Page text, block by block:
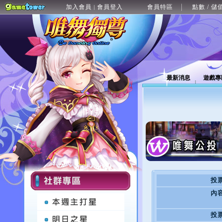
加入會員 | 會員登入 會員特區 點數 / 儲
最新消息 遊戲
投
內
投